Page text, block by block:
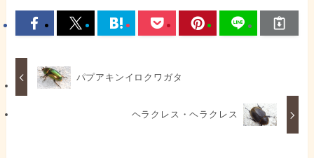
パプアキンイロクワガタ
ヘラクレス・ヘラクレス